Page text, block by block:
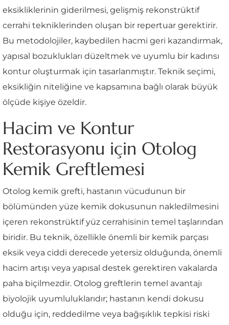
eksikliklerinin giderilmesi, gelişmiş rekonstrüktif
cerrahi tekniklerinden oluşan bir repertuar gerektirir.
Bu metodolojiler, kaybedilen hacmi geri kazandırmak,
yapısal bozuklukları düzeltmek ve uyumlu bir kadınsı
kontur oluşturmak için tasarlanmıştır. Teknik seçimi,
eksikliğin niteliğine ve kapsamına bağlı olarak büyük
ölçüde kişiye özeldir.
Hacim ve Kontur
Restorasyonu için Otolog
Kemik Greftlemesi
Otolog kemik grefti, hastanın vücudunun bir
bölümünden yüze kemik dokusunun nakledilmesini
içeren rekonstrüktif yüz cerrahisinin temel taşlarından
biridir. Bu teknik, özellikle önemli bir kemik parçası
eksik veya ciddi derecede yetersiz olduğunda, önemli
hacim artışı veya yapısal destek gerektiren vakalarda
paha biçilmezdir. Otolog greftlerin temel avantajı
biyolojik uyumluluklarıdır; hastanın kendi dokusu
olduğu için, reddedilme veya bağışıklık tepkisi riski